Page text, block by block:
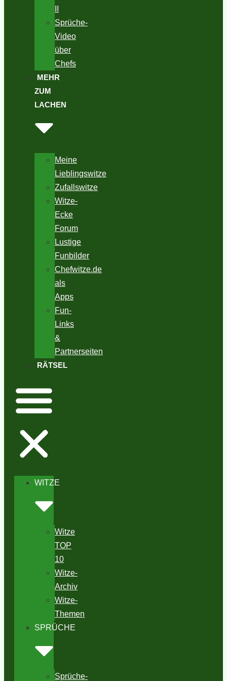
Sprüche-
Video
über
Chefs
MEHR
ZUM
LACHEN
Meine
Lieblingswitze
Zufallswitze
Witze-
Ecke
Forum
Lustige
Funbilder
Chefwitze.de
als
Apps
Fun-
Links
&
Partnerseiten
RÄTSEL
WITZE
Witze
TOP
10
Witze-
Archiv
Witze-
Themen
SPRÜCHE
Sprüche-